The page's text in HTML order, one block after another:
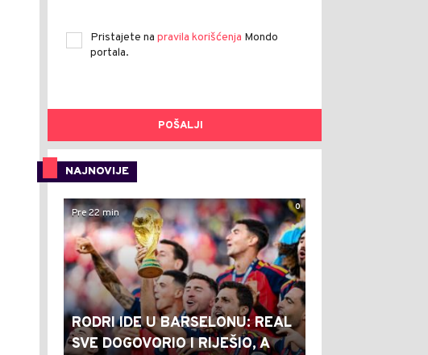
Pristajete na pravila korišćenja Mondo
portala.
POŠALJI
NAJNOVIJE
0
Pre 22 min
RODRI IDE U BARSELONU: REAL
SVE DOGOVORIO I RIJEŠIO, A